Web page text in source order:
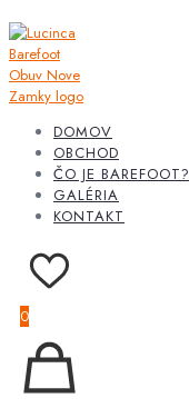
DOMOV
OBCHOD
ČO JE BAREFOOT?
GALÉRIA
KONTAKT
0